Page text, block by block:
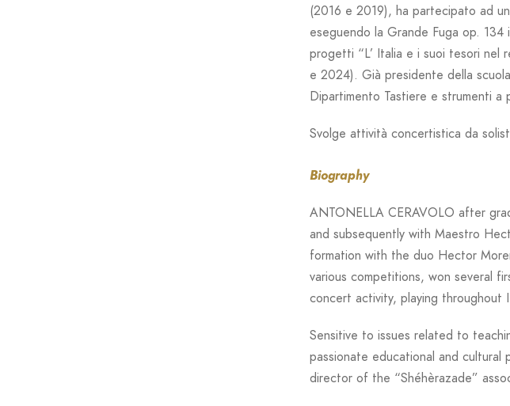
(2016 e 2019), ha partecipato ad
eseguendo la Grande Fuga op.
progetti “L’ Italia e i suoi tesori nel
e 2024). Già presidente della
Dipartimento Tastiere e strumenti
Svolge attività concertistica da
Biography
ANTONELLA CERAVOLO after
and subsequently with Maestro
formation with the duo Hector
various competitions, won several
concert activity, playing throughout
Sensitive to issues related to
passionate educational and
director of the “Shéhèrazade”